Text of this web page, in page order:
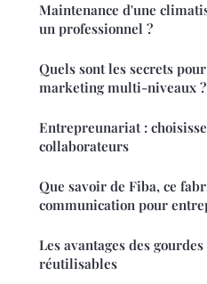
Maintenance d'une
un professionnel ?
Quels sont les secrets
marketing multi-niveaux ?
Entrepreunariat :
collaborateurs
Que savoir de Fiba, ce
communication pour
Les avantages des
réutilisables